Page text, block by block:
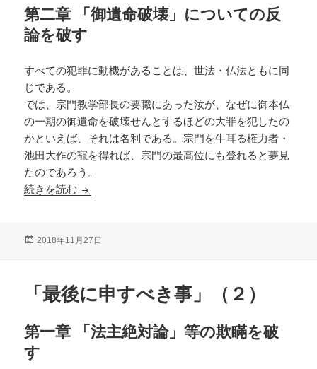
第二章 「御遺命破壊」についての反
論を破す
すべての犯罪に動機があることは、世法・仏法ともに同
じである。
では、宗門教学部長の要職にあった汝が、なぜに御本仏
の一期の御遺命を破壊せんとするほどの大罪を犯したの
かといえば、それは名利である。宗門を牛耳る権力者・
池田大作の寵を得れば、宗門の最高位にも登れると夢見
たのであろう。
続きを読む 「最後に申すべき事」（３）
投
2018年11月27日
「最後に申すべき事」（２）
第一章 「法主絶対論」等の欺瞞を破
す